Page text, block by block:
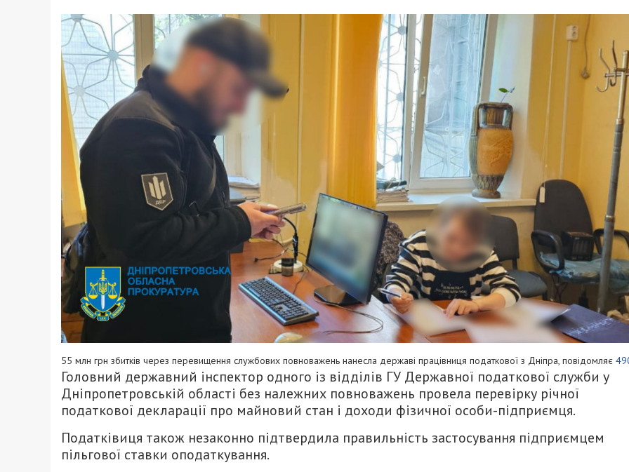
55 млн грн збитків через перевищення службових повноважень нанесла державі працівниця податкової з Дніпра, повідомляє
Головний державний інспектор одного із відділів ГУ Державної податкової служби у
Дніпропетровській області без належних повноважень провела перевірку річної
податкової декларації про майновий стан і доходи фізичної особи-підприємця.
Податківиця також незаконно підтвердила правильність застосування підприємцем
пільгової ставки оподаткування.